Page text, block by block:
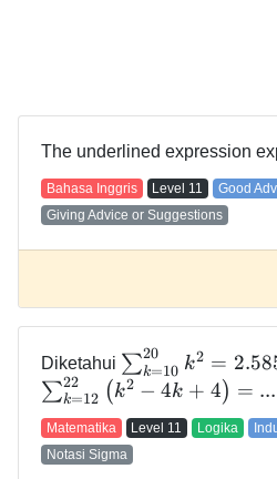
The underlined expression
Bahasa Inggris Level 11
Good
Giving Advice or Suggestions
Diketahui ∑k=10
20 k2 = 2.58
∑k=12
22 ( k2 − 4k + 4) = ...
Matematika Level 11 Logika
Notasi Sigma